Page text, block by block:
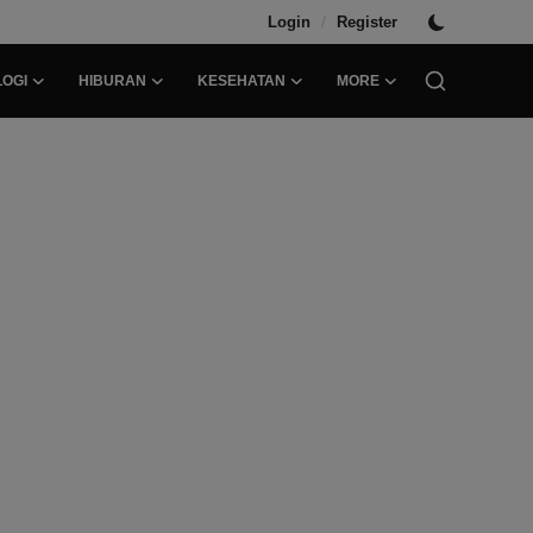
Login / Register
HIBURAN KESEHATAN MORE